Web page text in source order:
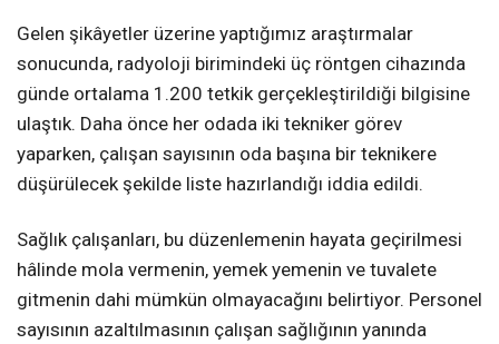
Gelen şikâyetler üzerine yaptığımız araştırmalar
sonucunda, radyoloji birimindeki üç röntgen cihazında
günde ortalama 1.200 tetkik gerçekleştirildiği bilgisine
ulaştık. Daha önce her odada iki tekniker görev
yaparken, çalışan sayısının oda başına bir teknikere
düşürülecek şekilde liste hazırlandığı iddia edildi.
Sağlık çalışanları, bu düzenlemenin hayata geçirilmesi
hâlinde mola vermenin, yemek yemenin ve tuvalete
gitmenin dahi mümkün olmayacağını belirtiyor. Personel
sayısının azaltılmasının çalışan sağlığının yanında